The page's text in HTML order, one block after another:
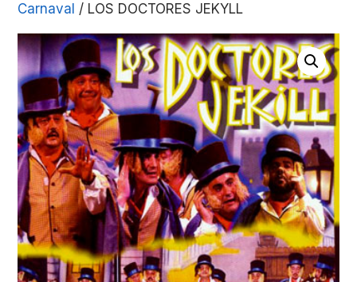
Carnaval / LOS DOCTORES JEKYLL